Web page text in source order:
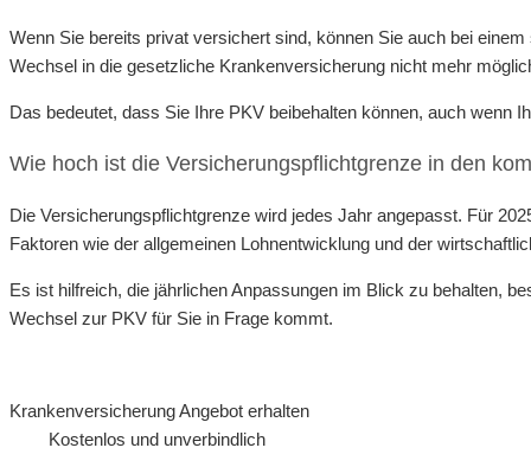
Wenn Sie bereits privat versichert sind, können Sie auch bei
Wechsel in die gesetzliche Krankenversicherung nicht mehr
Das bedeutet, dass Sie Ihre PKV beibehalten können, auch wenn
Wie hoch ist die Versicherungspflichtgrenze in den
Die Versicherungspflichtgrenze wird jedes Jahr angepasst. Für
Faktoren wie der allgemeinen Lohnentwicklung und der
Es ist hilfreich, die jährlichen Anpassungen im Blick zu behalten,
Wechsel zur PKV für Sie in Frage kommt.
Krankenversicherung Angebot erhalten
Kostenlos und unverbindlich